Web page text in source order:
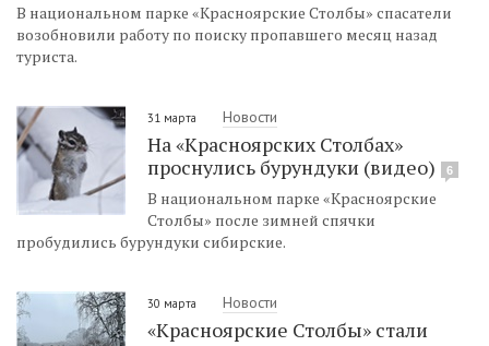
В национальном парке «Красноярские Столбы» спасатели
возобновили работу по поиску пропавшего месяц назад
туриста.
31 марта Новости
На «Красноярских Столбах»
проснулись бурундуки (видео)
6
В национальном парке «Красноярские
Столбы» после зимней спячки
пробудились бурундуки сибирские.
30 марта Новости
«Красноярские Столбы» стали